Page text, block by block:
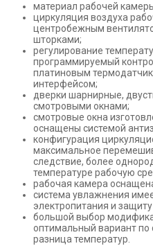
материал рабочей
циркуляция воздуха
центробежным
шторками;
регулирование
программируемый
платиновым
интерфейсом;
дверки шарнирные,
смотровыми окнами;
смотровые окна
оснащены системой
конфигурация
максимальное
следствие, более
температуре рабочую
рабочая камера
система увлажнения
электропитания и
большой выбор
оптимальный вариант
разница температур.